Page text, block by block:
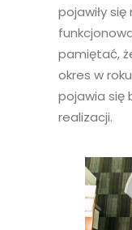
pojawiły
pamiętać,
okres w
pojawia się
realizacji.